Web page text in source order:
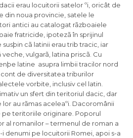
erau locuitorii satelor ºi, oricât de
din noua provincie, satele le
antici au catalogat rãzboaiele
fratricide, ipotezã în sprijinul
cã latinii erau trib tracic, iar
vulgarã, latina priscã. Cu
latine asupra limbii tracilor nord
de diversitatea triburilor
vorbite, inclusiv cel latin.
un sfert din teritoriul dacic, dar
au rãmas aceleaºi. Dacoromânii
teritoriile originare. Poporul
al romanilor – termenul de roman a
denumi pe locuitorii Romei, apoi s-a